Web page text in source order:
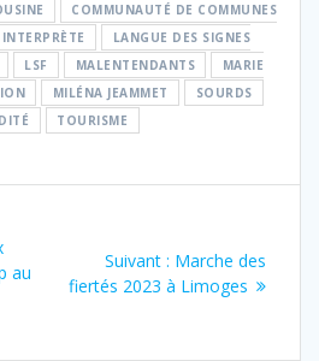
COMMUNAUTÉ DE COMMUNES
INTERPRÈTE
LANGUE DES SIGNES
LSF MALENTENDANTS
MARIE
MILÉNA JEAMMET
SOURDS
TOURISME
au
Suivant : Article
suivant
Marche des
fiertés 2023 à Limoges